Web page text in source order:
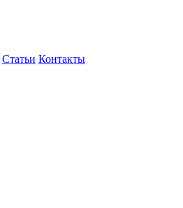
Статьи Контакты